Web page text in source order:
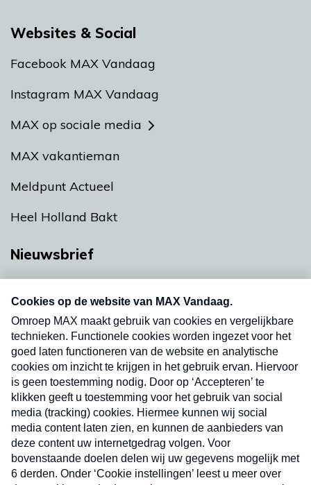
Websites & Social
Facebook MAX Vandaag
Instagram MAX Vandaag
MAX op sociale media
MAX vakantieman
Meldpunt Actueel
Heel Holland Bakt
Nieuwsbrief
nieuwsbrief. Elke vrijdag- en dinsdagochtend in
uw mailbox.
Verzend